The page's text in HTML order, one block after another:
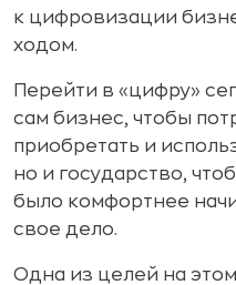
к цифровизации
ходом.
Перейти в «цифру»
сам бизнес, чтобы
приобретать и
но и государство,
было комфортнее
свое дело.
Одна из целей на